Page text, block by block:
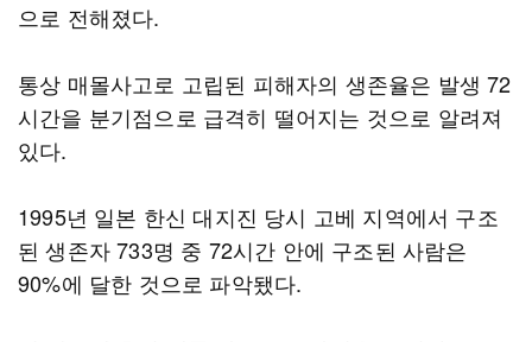
으로 전해졌다.
통상 매몰사고로 고립된 피해자의 생존율은 발생 72
시간을 분기점으로 급격히 떨어지는 것으로 알려져
있다.
1995년 일본 한신 대지진 당시 고베 지역에서 구조
된 생존자 733명 중 72시간 안에 구조된 사람은
90%에 달한 것으로 파악됐다.